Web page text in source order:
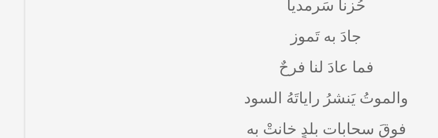
حُزناً سَرمدياً
جادَ به تَموز
فما عادَ لنا فرحٌ
والموتُ يَنشرُ راياتَهُ السود
فوقَ سحابات بلدٍ خانتْ به